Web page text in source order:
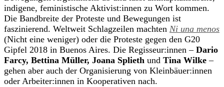
indigene, feministische Aktivist:innen zu Wort kommen.
Die Bandbreite der Proteste und Bewegungen ist
faszinierend. Weltweit Schlagzeilen machten Ni una menos
(Nicht eine weniger) oder die Proteste gegen den G20
Gipfel 2018 in Buenos Aires. Die Regisseur:innen – Dario
Farcy, Bettina Müller, Joana Splieth und Tina Wilke –
gehen aber auch der Organisierung von Kleinbäuer:innen
oder Arbeiter:innen in Kooperativen nach.